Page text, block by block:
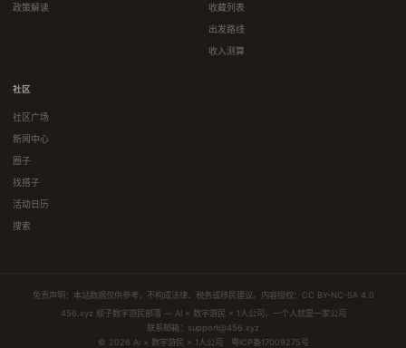
政策解读
收藏列表
出发路线
收入测算
社区
社区广场
新闻中心
圈子
找搭子
活动日历
搜索
免责声明：本站数据仅供参考，不构成法律、税务或移民建议。内容授权： CC BY-NC-SA 4.0
456.xyz 顺子数字游民部落 — AI × 数字游民 × 1人公司，一个人就是一家公司
联系邮箱： support@456.xyz
© 2026 Ai × 数字游民 × 1人公司
粤ICP备17009275号